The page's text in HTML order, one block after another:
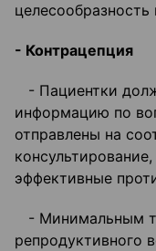
- Контрацепция
- Пациентки
информацию по
отправлены на
эффективные
- Минимальным
репродуктивного